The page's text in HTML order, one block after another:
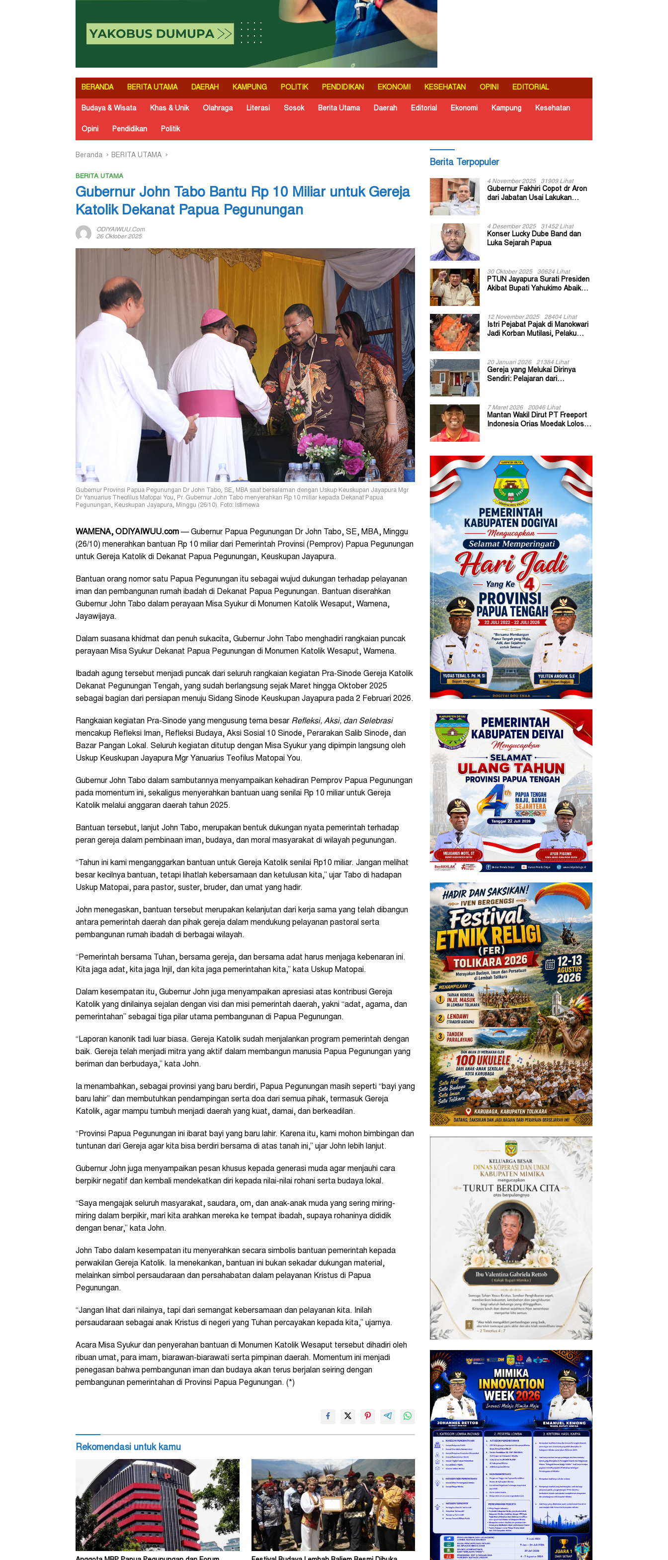
BERANDA BERITA UTAMA DAERAH KAMPUNG POLITIK PENDIDIKAN EKONOMI KESEHATAN OPINI EDITORIAL
Budaya & Wisata Khas & Unik Olahraga Literasi Sosok Berita Utama Daerah Editorial Ekonomi Kampung Kesehatan
Opini Pendidikan Politik
Beranda BERITA UTAMA
BERITA UTAMA
Gubernur John Tabo Bantu Rp 10 Miliar untuk Gereja
Katolik Dekanat Papua Pegunungan
ODIYAIWUU.com
26 Oktober 2025
Gubernur Provinsi Papua Pegunungan Dr John Tabo, SE, MBA saat bersalaman dengan Uskup Keuskupan Jayapura Mgr
Dr Yanuarius Theofilus Matopai You, Pr. Gubernur John Tabo menyerahkan Rp 10 miliar kepada Dekanat Papua
Pegunungan, Keuskupan Jayapura, Minggu (26/10). Foto: Istimewa
WAMENA, ODIYAIWUU.com — Gubernur Papua Pegunungan Dr John Tabo, SE, MBA, Minggu
(26/10) menerahkan bantuan Rp 10 miliar dari Pemerintah Provinsi (Pemprov) Papua Pegunungan
untuk Gereja Katolik di Dekanat Papua Pegunungan, Keuskupan Jayapura.
Bantuan orang nomor satu Papua Pegunungan itu sebagai wujud dukungan terhadap pelayanan
iman dan pembangunan rumah ibadah di Dekanat Papua Pegunungan. Bantuan diserahkan
Gubernur John Tabo dalam perayaan Misa Syukur di Monumen Katolik Wesaput, Wamena,
Jayawijaya.
Dalam suasana khidmat dan penuh sukacita, Gubernur John Tabo menghadiri rangkaian puncak
perayaan Misa Syukur Dekanat Papua Pegunungan di Monumen Katolik Wesaput, Wamena.
Ibadah agung tersebut menjadi puncak dari seluruh rangkaian kegiatan Pra-Sinode Gereja Katolik
Dekanat Pegunungan Tengah, yang sudah berlangsung sejak Maret hingga Oktober 2025
sebagai bagian dari persiapan menuju Sidang Sinode Keuskupan Jayapura pada 2 Februari 2026.
Rangkaian kegiatan Pra-Sinode yang mengusung tema besar Refleksi, Aksi, dan Selebrasi
mencakup Refleksi Iman, Refleksi Budaya, Aksi Sosial 10 Sinode, Perarakan Salib Sinode, dan
Bazar Pangan Lokal. Seluruh kegiatan ditutup dengan Misa Syukur yang dipimpin langsung oleh
Uskup Keuskupan Jayapura Mgr Yanuarius Teofilus Matopai You.
Gubernur John Tabo dalam sambutannya menyampaikan kehadiran Pemprov Papua Pegunungan
pada momentum ini, sekaligus menyerahkan bantuan uang senilai Rp 10 miliar untuk Gereja
Katolik melalui anggaran daerah tahun 2025.
Bantuan tersebut, lanjut John Tabo, merupakan bentuk dukungan nyata pemerintah terhadap
peran gereja dalam pembinaan iman, budaya, dan moral masyarakat di wilayah pegunungan.
“Tahun ini kami menganggarkan bantuan untuk Gereja Katolik senilai Rp10 miliar. Jangan melihat
besar kecilnya bantuan, tetapi lihatlah kebersamaan dan ketulusan kita,” ujar Tabo di hadapan
Uskup Matopai, para pastor, suster, bruder, dan umat yang hadir.
John menegaskan, bantuan tersebut merupakan kelanjutan dari kerja sama yang telah dibangun
antara pemerintah daerah dan pihak gereja dalam mendukung pelayanan pastoral serta
pembangunan rumah ibadah di berbagai wilayah.
“Pemerintah bersama Tuhan, bersama gereja, dan bersama adat harus menjaga kebenaran ini.
Kita jaga adat, kita jaga Injil, dan kita jaga pemerintahan kita,” kata Uskup Matopai.
Dalam kesempatan itu, Gubernur John juga menyampaikan apresiasi atas kontribusi Gereja
Katolik yang dinilainya sejalan dengan visi dan misi pemerintah daerah, yakni “adat, agama, dan
pemerintahan” sebagai tiga pilar utama pembangunan di Papua Pegunungan.
“Laporan kanonik tadi luar biasa. Gereja Katolik sudah menjalankan program pemerintah dengan
baik. Gereja telah menjadi mitra yang aktif dalam membangun manusia Papua Pegunungan yang
beriman dan berbudaya,” kata John.
Ia menambahkan, sebagai provinsi yang baru berdiri, Papua Pegunungan masih seperti “bayi yang
baru lahir” dan membutuhkan pendampingan serta doa dari semua pihak, termasuk Gereja
Katolik, agar mampu tumbuh menjadi daerah yang kuat, damai, dan berkeadilan.
“Provinsi Papua Pegunungan ini ibarat bayi yang baru lahir. Karena itu, kami mohon bimbingan dan
tuntunan dari Gereja agar kita bisa berdiri bersama di atas tanah ini,” ujar John lebih lanjut.
Gubernur John juga menyampaikan pesan khusus kepada generasi muda agar menjauhi cara
berpikir negatif dan kembali mendekatkan diri kepada nilai-nilai rohani serta budaya lokal.
“Saya mengajak seluruh masyarakat, saudara, om, dan anak-anak muda yang sering miring-
miring dalam berpikir, mari kita arahkan mereka ke tempat ibadah, supaya rohaninya dididik
dengan benar,” kata John.
John Tabo dalam kesempatan itu menyerahkan secara simbolis bantuan pemerintah kepada
perwakilan Gereja Katolik. Ia menekankan, bantuan ini bukan sekadar dukungan material,
melainkan simbol persaudaraan dan persahabatan dalam pelayanan Kristus di Papua
Pegunungan.
“Jangan lihat dari nilainya, tapi dari semangat kebersamaan dan pelayanan kita. Inilah
persaudaraan sebagai anak Kristus di negeri yang Tuhan percayakan kepada kita,” ujarnya.
Acara Misa Syukur dan penyerahan bantuan di Monumen Katolik Wesaput tersebut dihadiri oleh
ribuan umat, para imam, biarawan-biarawati serta pimpinan daerah. Momentum ini menjadi
penegasan bahwa pembangunan iman dan budaya akan terus berjalan seiring dengan
pembangunan pemerintahan di Provinsi Papua Pegunungan. (*)
Rekomendasi untuk kamu
Berita Terpopuler
4 November 2025 31909 Lihat
Gubernur Fakhiri Copot dr Aron
dari Jabatan Usai Lakukan
4 Desember 2025 31452 Lihat
Konser Lucky Dube Band dan
Luka Sejarah Papua
30 Oktober 2025 30624 Lihat
PTUN Jayapura Surati Presiden
Akibat Bupati Yahukimo Abaikan
12 November 2025 28404 Lihat
Istri Pejabat Pajak di Manokwari
Jadi Korban Mutilasi, Pelaku
20 Januari 2026 21384 Lihat
Gereja yang Melukai Dirinya
Sendiri: Pelajaran dari
7 Maret 2026 20046 Lihat
Mantan Wakil Dirut PT Freeport
Indonesia Orias Moedak Lolos